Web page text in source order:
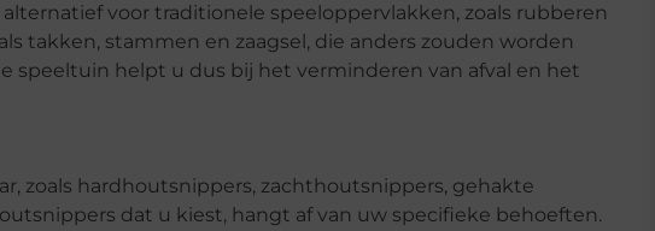
voor traditionele speeloppervlakken, zoals rubberen
takken, stammen en zaagsel, die anders zouden worden
speeltuin helpt u dus bij het verminderen van afval en het
zoals hardhoutsnippers, zachthoutsnippers, gehakte
dat u kiest, hangt af van uw specifieke behoeften.